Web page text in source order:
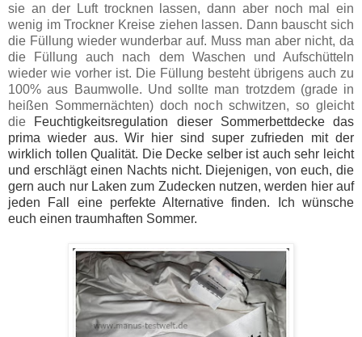
sie an der Luft trocknen lassen, dann aber noch mal ein
wenig im Trockner Kreise ziehen lassen. Dann bauscht sich
die Füllung wieder wunderbar auf. Muss man aber nicht, da
die Füllung auch nach dem Waschen und Aufschütteln
wieder wie vorher ist. Die Füllung besteht übrigens auch zu
100% aus Baumwolle. Und sollte man trotzdem (grade in
heißen Sommernächten) doch noch schwitzen, so gleicht
die
Feuchtigkeitsregulation dieser Sommerbettdecke das
prima wieder aus. Wir hier sind super zufrieden mit der
wirklich tollen Qualität. Die Decke selber ist auch sehr leicht
und erschlägt einen Nachts nicht. Diejenigen, von euch, die
gern auch nur Laken zum Zudecken nutzen, werden hier auf
jeden Fall eine perfekte Alternative finden. Ich wünsche
euch einen traumhaften Sommer.